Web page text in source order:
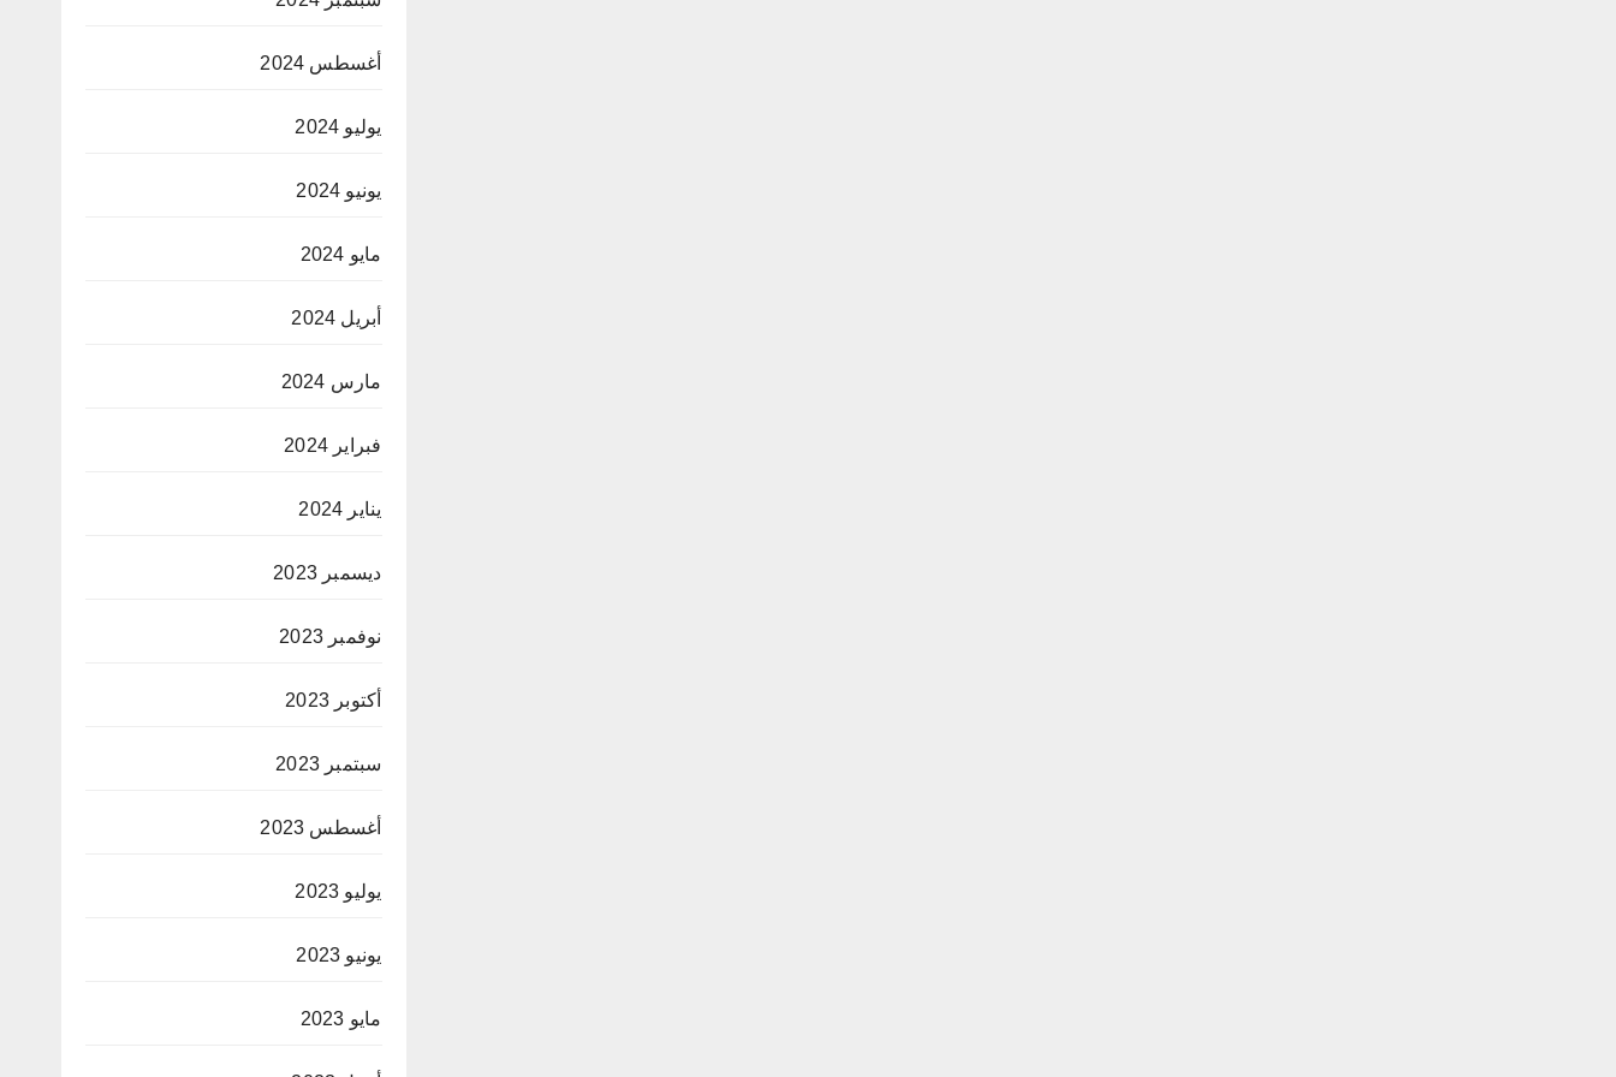
أغسطس 2024
يوليو 2024
يونيو 2024
مايو 2024
أبريل 2024
مارس 2024
فبراير 2024
يناير 2024
ديسمبر 2023
نوفمبر 2023
أكتوبر 2023
سبتمبر 2023
أغسطس 2023
يوليو 2023
يونيو 2023
مايو 2023